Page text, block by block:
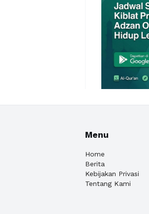
Menu
Home
Berita
Kebijakan Privasi
Tentang Kami